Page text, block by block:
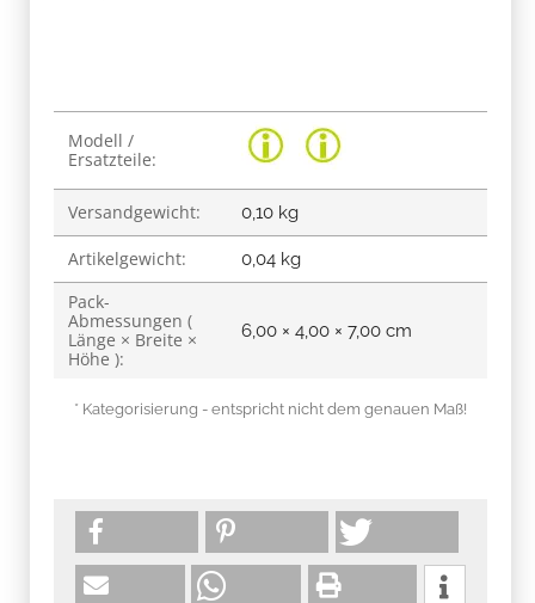
Produkteigenschaft
Wert
Modell /
Ersatzteile:
Versandgewicht: 0,10 kg
Artikelgewicht: 0,04 kg
Pack-
Abmessungen (
Länge × Breite ×
Höhe ):
6,00 × 4,00 × 7,00 cm
* Kategorisierung - entspricht nicht dem genauen Maß!